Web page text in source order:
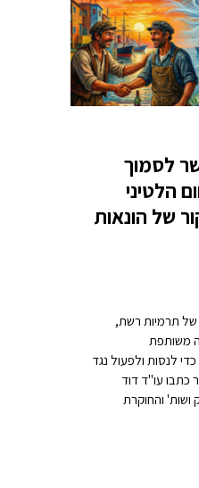
לסמוך
הלטיני
של הונאות
תרמיות רשת,
משותפת
לנסות ולפעול נגד
עו"ד דוד
והחוקרת